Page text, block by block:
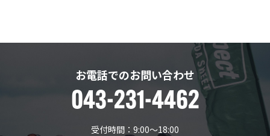
お電話でのお問い合わせ
043-231-4462
受付時間：9:00〜18:00